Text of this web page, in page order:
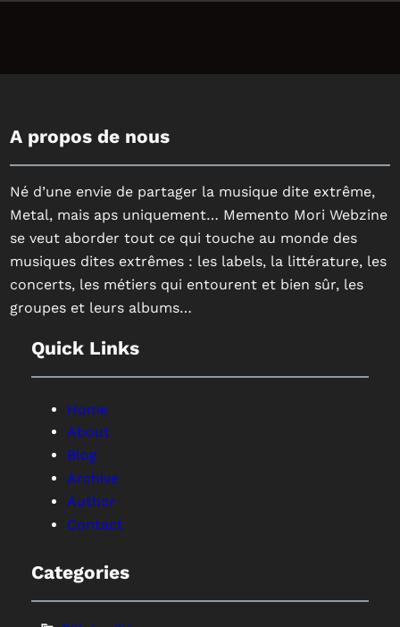
A propos de nous
Né d’une envie de partager la musique dite extrême,
Metal, mais aps uniquement… Memento Mori Webzine
se veut aborder tout ce qui touche au monde des
musiques dites extrêmes : les labels, la littérature, les
concerts, les métiers qui entourent et bien sûr, les
groupes et leurs albums…
Quick Links
Home
About
Blog
Archive
Author
Contact
Categories